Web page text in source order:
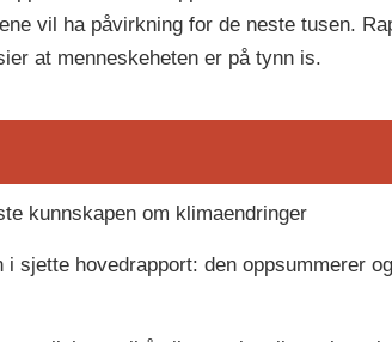
vil ha påvirkning for de neste tusen.
at menneskeheten er på tynn is.
kunnskapen om klimaendringer
sjette hovedrapport: den oppsummerer